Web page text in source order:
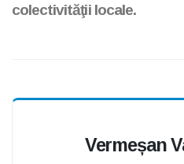
colectivităţii locale.
Vermeșan